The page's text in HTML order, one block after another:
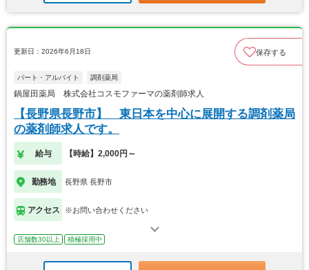
更新日：2026年6月18日 保存する
パート・アルバイト 調剤薬局
鍋屋田薬局 株式会社コスモファーマの薬剤師求人
【長野県長野市】 東日本を中心に展開する調剤薬局
の薬剤師求人です。
給与 【時給】2,000円～
勤務地 長野県 長野市
アクセス ※お問い合わせください
店舗数30以上 積極採用中